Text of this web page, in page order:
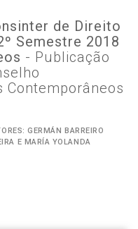
de Direito
Semestre 2018
- Publicação
Contemporâneos
GERMÁN BARREIRO
E MARÍA YOLANDA